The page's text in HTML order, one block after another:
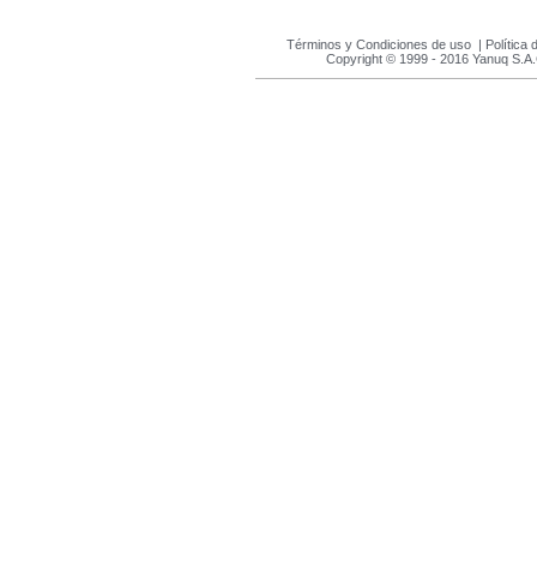
Términos y Condiciones de uso| Política
Copyright © 1999 - 2016 Yanuq